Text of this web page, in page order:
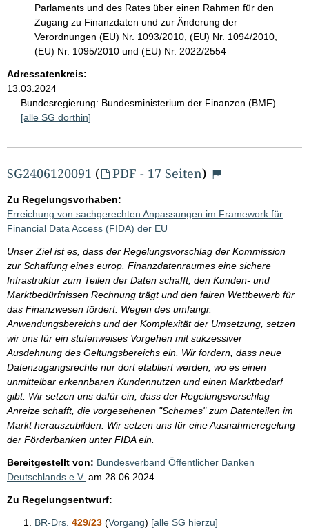
Parlaments und des Rates über einen Rahmen für den
Zugang zu Finanzdaten und zur Änderung der
Verordnungen (EU) Nr. 1093/2010, (EU) Nr. 1094/2010,
(EU) Nr. 1095/2010 und (EU) Nr. 2022/2554
Adressatenkreis:
13.03.2024
Bundesregierung: Bundesministerium der Finanzen (BMF)
[alle SG dorthin]
SG2406120091 ( PDF - 17 Seiten)
Zu Regelungsvorhaben:
Erreichung von sachgerechten Anpassungen im Framework für
Financial Data Access (FIDA) der EU
Unser Ziel ist es, dass der Regelungsvorschlag der Kommission
zur Schaffung eines europ. Finanzdatenraumes eine sichere
Infrastruktur zum Teilen der Daten schafft, den Kunden- und
Marktbedürfnissen Rechnung trägt und den fairen Wettbewerb für
das Finanzwesen fördert. Wegen des umfangr.
Anwendungsbereichs und der Komplexität der Umsetzung, setzen
wir uns für ein stufenweises Vorgehen mit sukzessiver
Ausdehnung des Geltungsbereichs ein. Wir fordern, dass neue
Datenzugangsrechte nur dort etabliert werden, wo es einen
unmittelbar erkennbaren Kundennutzen und einen Marktbedarf
gibt. Wir setzen uns dafür ein, dass der Regelungsvorschlag
Anreize schafft, die vorgesehenen "Schemes" zum Datenteilen im
Markt herauszubilden. Wir setzen uns für eine Ausnahmeregelung
der Förderbanken unter FIDA ein.
Bereitgestellt von: Bundesverband Öffentlicher Banken
Deutschlands e.V. am 28.06.2024
Zu Regelungsentwurf:
BR-Drs. 429/23 (Vorgang) [alle SG hierzu]